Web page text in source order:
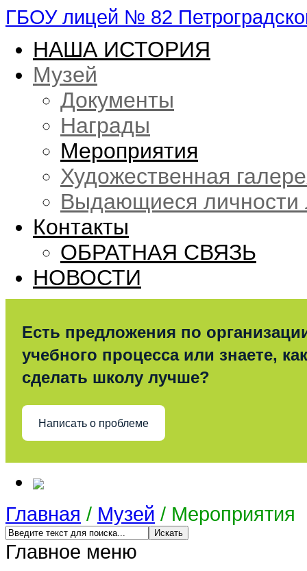
ГБОУ лицей № 82
НАША ИСТОРИЯ
Музей
Документы
Награды
Мероприятия
Художественная
Выдающиеся личности
Контакты
ОБРАТНАЯ СВЯЗЬ
НОВОСТИ
Есть предложения по
учебного процесса или знаете, как
сделать школу лучше?
Написать о проблеме
Главная / Музей / Мероприятия
Главное меню